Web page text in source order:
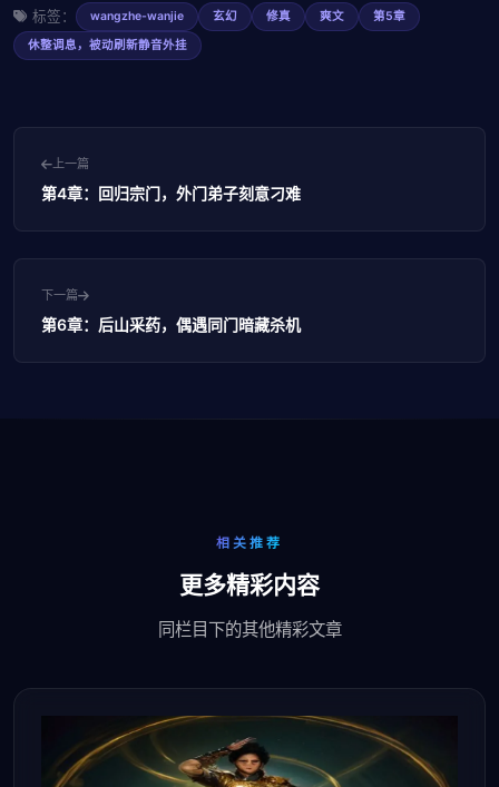
标签： wangzhe-wanjie 玄幻 修真 爽文
第5章
休整调息，被动刷新静音外挂
上一篇
第4章：回归宗门，外门弟子刻意刁难
下一篇
第6章：后山采药，偶遇同门暗藏杀机
相关推荐
更多精彩内容
同栏目下的其他精彩文章